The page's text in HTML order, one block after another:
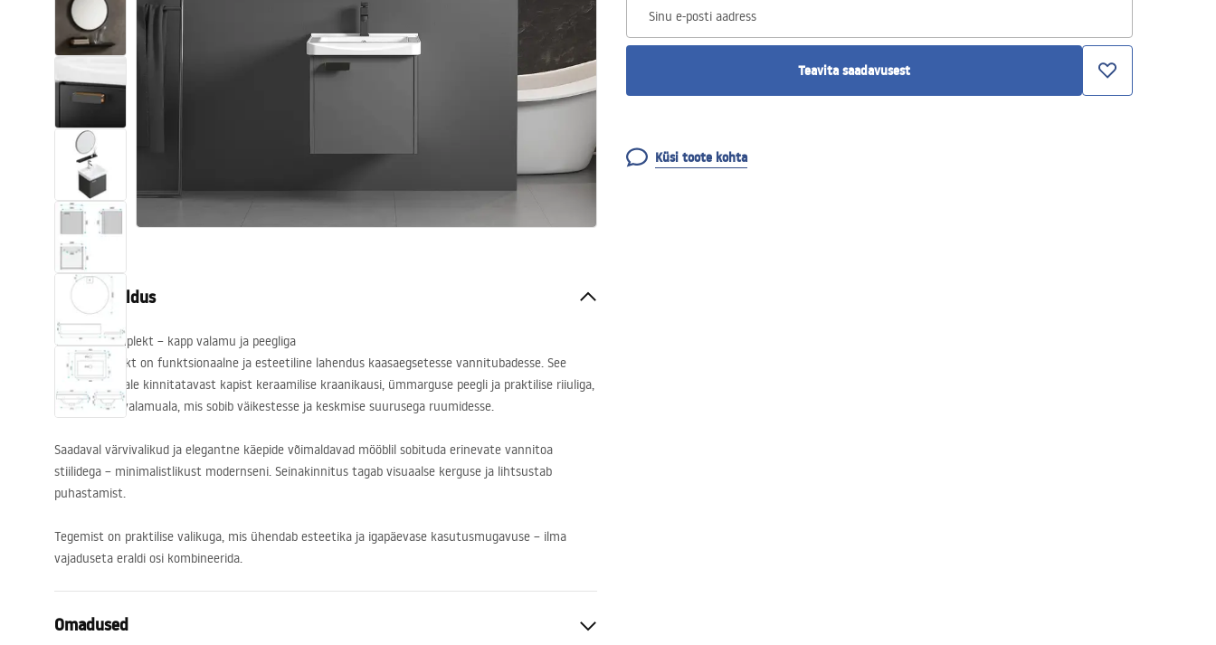
Vajub ära
Vannid ja ekraanid
Köök
Sinu e-posti aadress
Teavita saadavusest
Küsi toote kohta
Tootekirjeldus
Vannitoakomplekt – kapp valamu ja peegliga
Molly komplekt on funktsionaalne ja esteetiline lahendus kaasaegsetesse vannitubadesse. See
koosneb seinale kinnitatavast kapist keraamilise kraanikausi, ümmarguse peegli ja praktilise riiuliga,
luues ühtse valamuala, mis sobib väikestesse ja keskmise suurusega ruumidesse.
Saadaval värvivalikud ja elegantne käepide võimaldavad mööblil sobituda erinevate vannitoa
stiilidega – minimalistlikust modernseni. Seinakinnitus tagab visuaalse kerguse ja lihtsustab
puhastamist.
Tegemist on praktilise valikuga, mis ühendab esteetika ja igapäevase kasutusmugavuse – ilma
vajaduseta eraldi osi kombineerida.
Omadused